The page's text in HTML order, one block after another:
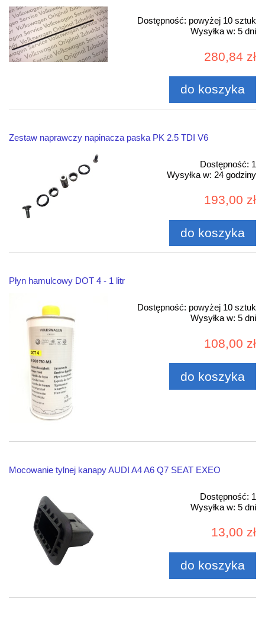
Dostępność: powyżej 10 sztuk
Wysyłka w: 5 dni
280,84 zł
do koszyka
Zestaw naprawczy napinacza paska PK 2.5 TDI V6
Dostępność: 1
Wysyłka w: 24 godziny
193,00 zł
do koszyka
Płyn hamulcowy DOT 4 - 1 litr
Dostępność: powyżej 10 sztuk
Wysyłka w: 5 dni
108,00 zł
do koszyka
Mocowanie tylnej kanapy AUDI A4 A6 Q7 SEAT EXEO
Dostępność: 1
Wysyłka w: 5 dni
13,00 zł
do koszyka